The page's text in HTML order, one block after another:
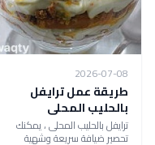
2026-07-08
طريقة عمل ترايفل
بالحليب المحلى
ترايفل بالحليب المحلى ، يمكنك
تحصير ضيافة سريعة وشهية